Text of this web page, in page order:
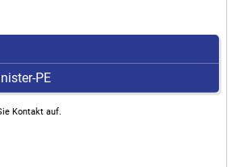
PE
Kontakt auf.